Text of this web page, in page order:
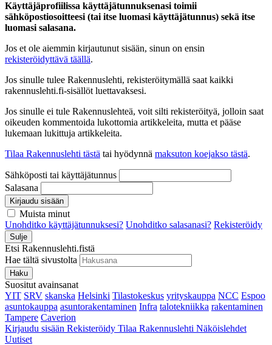
Käyttäjäprofiilissa käyttäjätunnuksenasi toimii
sähköpostiosoitteesi (tai itse luomasi käyttäjätunnus) sekä itse
luomasi salasana.
Jos et ole aiemmin kirjautunut sisään, sinun on ensin
rekisteröidyttävä täällä.
Jos sinulle tulee Rakennuslehti, rekisteröitymällä saat kaikki
rakennuslehti.fi-sisällöt luettavaksesi.
Jos sinulle ei tule Rakennuslehteä, voit silti rekisteröityä, jolloin saat
oikeuden kommentoida lukottomia artikkeleita, mutta et pääse
lukemaan lukittuja artikkeleita.
Tilaa Rakennuslehti tästä tai hyödynnä maksuton koejakso tästä.
Sähköposti tai käyttäjätunnus
Salasana
Kirjaudu sisään
Muista minut
Unohditko käyttäjätunnuksesi? Unohditko salasanasi? Rekisteröidy
Sulje
Etsi Rakennuslehti.fistä
Hae tältä sivustolta
Haku
Suositut avainsanat
YIT SRV skanska Helsinki Tilastokeskus yrityskauppa NCC Espoo
asuntokauppa asuntorakentaminen Infra talotekniikka rakentaminen
Tampere Caverion
Kirjaudu sisään Rekisteröidy Tilaa Rakennuslehti Näköislehdet
Uutiset